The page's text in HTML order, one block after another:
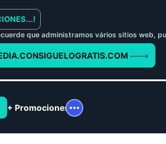
que administramos vários sitios web,
+ Promociones